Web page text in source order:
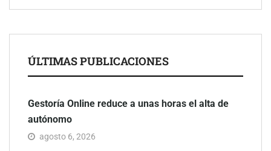
ÚLTIMAS PUBLICACIONES
Gestoría Online reduce a unas horas el alta de
autónomo
agosto 6, 2026